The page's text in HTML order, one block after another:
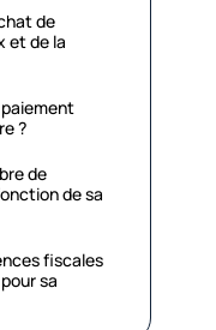
de
et de la
?
de
de sa
fiscales
sa